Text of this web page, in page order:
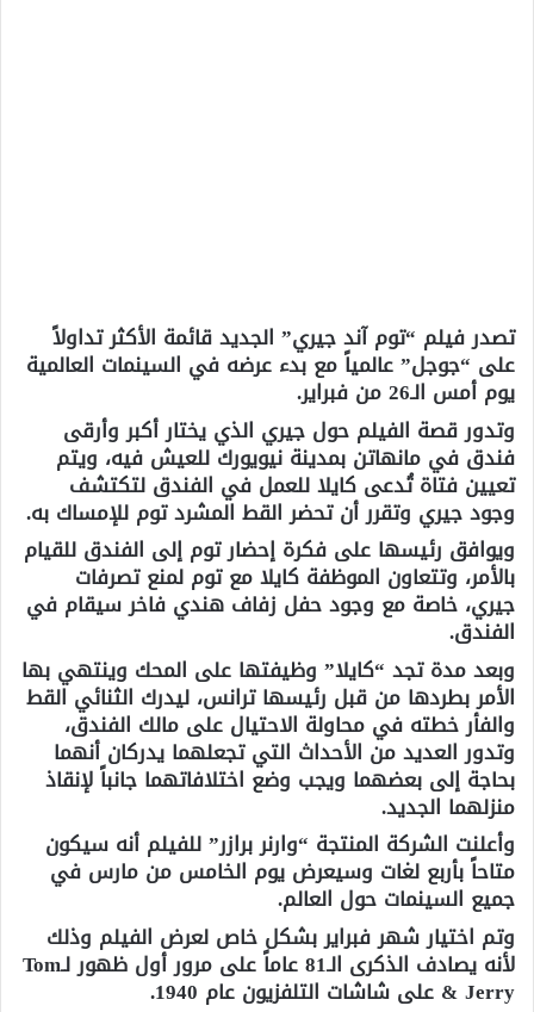
تصدر فيلم “توم آند جيري” الجديد قائمة الأكثر تداولاً
على “جوجل” عالمياً مع بدء عرضه في السينمات العالمية
يوم أمس الـ26 من فبراير.
وتدور قصة الفيلم حول جيري الذي يختار أكبر وأرقى
فندق في مانهاتن بمدينة نيويورك للعيش فيه، ويتم
تعيين فتاة تُدعى كايلا للعمل في الفندق لتكتشف
وجود جيري وتقرر أن تحضر القط المشرد توم للإمساك به.
ويوافق رئيسها على فكرة إحضار توم إلى الفندق للقيام
بالأمر، وتتعاون الموظفة كايلا مع توم لمنع تصرفات
جيري، خاصة مع وجود حفل زفاف هندي فاخر سيقام في
الفندق.
وبعد مدة تجد “كايلا” وظيفتها على المحك وينتهي بها
الأمر بطردها من قبل رئيسها ترانس، ليدرك الثنائي القط
والفأر خطته في محاولة الاحتيال على مالك الفندق،
وتدور العديد من الأحداث التي تجعلهما يدركان أنهما
بحاجة إلى بعضهما ويجب وضع اختلافاتهما جانباً لإنقاذ
منزلهما الجديد.
وأعلنت الشركة المنتجة “وارنر برازر” للفيلم أنه سيكون
متاحاً بأربع لغات وسيعرض يوم الخامس من مارس في
جميع السينمات حول العالم.
وتم اختيار شهر فبراير بشكل خاص لعرض الفيلم وذلك
لأنه يصادف الذكرى الـ81 عاماً على مرور أول ظهور لـTom
& Jerry على شاشات التلفزيون عام 1940.